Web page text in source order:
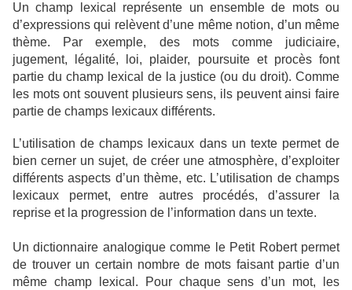
Un champ lexical représente un ensemble de mots ou
d’expressions qui relèvent d’une même notion, d’un même
thème. Par exemple, des mots comme judiciaire,
jugement, légalité, loi, plaider, poursuite et procès font
partie du champ lexical de la justice (ou du droit). Comme
les mots ont souvent plusieurs sens, ils peuvent ainsi faire
partie de champs lexicaux différents.
L’utilisation de champs lexicaux dans un texte permet de
bien cerner un sujet, de créer une atmosphère, d’exploiter
différents aspects d’un thème, etc. L’utilisation de champs
lexicaux permet, entre autres procédés, d’assurer la
reprise et la progression de l’information dans un texte.
Un dictionnaire analogique comme le Petit Robert permet
de trouver un certain nombre de mots faisant partie d’un
même champ lexical. Pour chaque sens d’un mot, les